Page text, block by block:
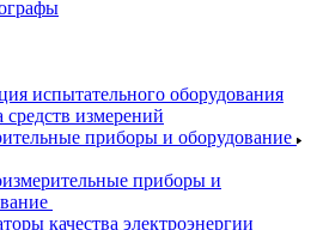
испытательного оборудования
средств измерений
приборы и оборудование
приборы и
качества электроэнергии